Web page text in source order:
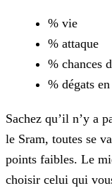
% vie
% attaque
% chances
% dégats
Sachez qu’il n’y a
le Sram, toutes se
points faibles. Le
choisir celui qui